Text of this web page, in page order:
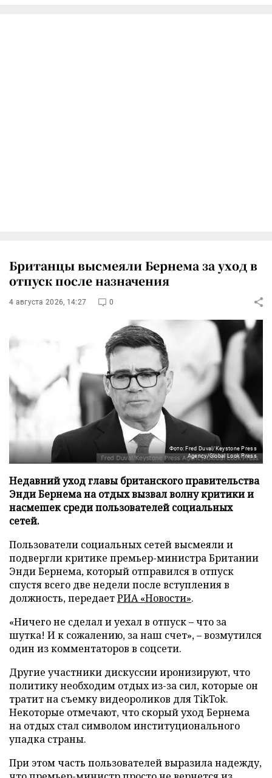
Британцы высмеяли Бернема за уход в
отпуск после назначения
4 августа 2026, 14:27 0
Фото: Fred Duval/Keystone Press
Agency/Global Look Press
Недавний уход главы британского правительства
Энди Бернема на отдых вызвал волну критики и
насмешек среди пользователей социальных
сетей.
Пользователи социальных сетей высмеяли и
подвергли критике премьер-министра Британии
Энди Бернема, который отправился в отпуск
спустя всего две недели после вступления в
должность, передаетРИА «Новости».
«Ничего не сделал и уехал в отпуск – что за
шутка! И к сожалению, за наш счет», – возмутился
один из комментаторов в соцсети.
Другие участники дискуссии иронизируют, что
политику необходим отдых из-за сил, которые он
тратит на съемку видеороликов для TikTok.
Некоторые отмечают, что скорый уход Бернема
на отдых стал символом институционального
упадка страны.
При этом часть пользователей выразила надежду,